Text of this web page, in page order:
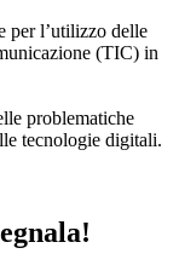
per l’utilizzo delle
(TIC) in
problematiche
tecnologie digitali.